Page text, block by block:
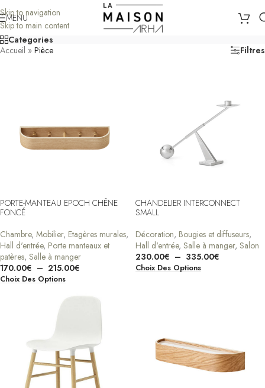
Skip to navigation
Skip to main content
MENU
Categories
Accueil » Pièce Filtres
PORTE-MANTEAU EPOCH CHÊNE
FONCÉ
Chambre, Mobilier, Etagères murales,
Hall d'entrée, Porte manteaux et
patères, Salle à manger
170.00€ – 215.00€
Choix Des Options
CHANDELIER INTERCONNECT
SMALL
Décoration, Bougies et diffuseurs,
Hall d'entrée, Salle à manger, Salon
230.00€ – 335.00€
Choix Des Options